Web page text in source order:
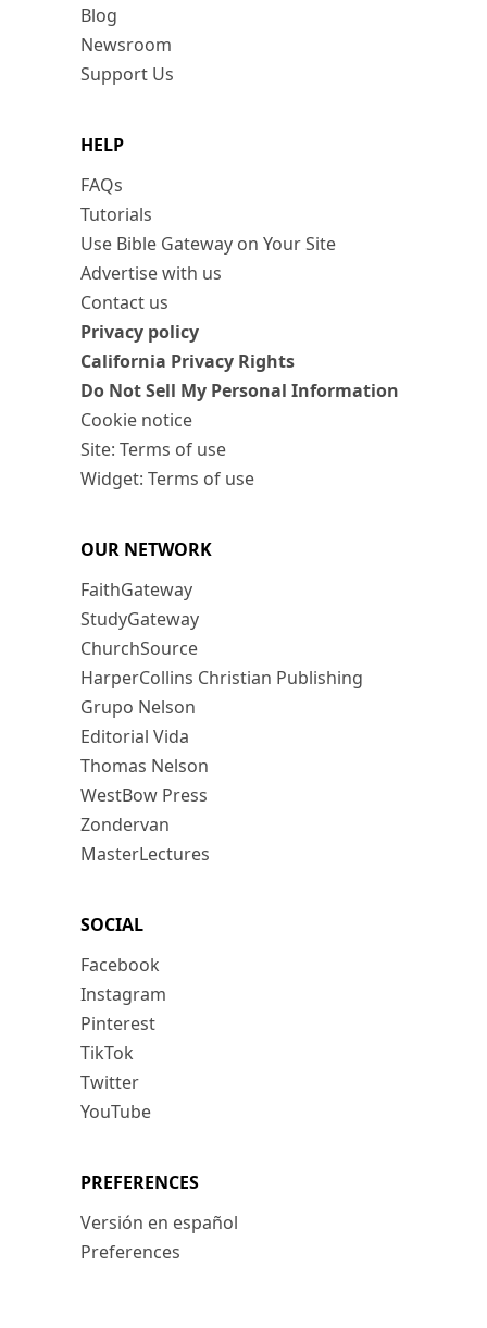
Blog
Newsroom
Support Us
HELP
FAQs
Tutorials
Use Bible Gateway on Your Site
Advertise with us
Contact us
Privacy policy
California Privacy Rights
Do Not Sell My Personal Information
Cookie notice
Site: Terms of use
Widget: Terms of use
OUR NETWORK
FaithGateway
StudyGateway
ChurchSource
HarperCollins Christian Publishing
Grupo Nelson
Editorial Vida
Thomas Nelson
WestBow Press
Zondervan
MasterLectures
SOCIAL
Facebook
Instagram
Pinterest
TikTok
Twitter
YouTube
PREFERENCES
Versión en español
Preferences